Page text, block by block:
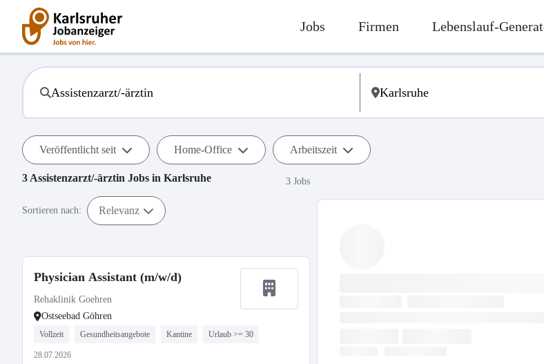
Jobs Firmen Lebenslauf-
Veröffentlicht seit Home-Office Arbeitszeit
3 Assistenzarzt/-ärztin Jobs in Karlsruhe 3 Jobs
Sortieren nach: Relevanz
Physician Assistant (m/w/d)
Rehaklinik Goehren
Ostseebad Göhren
Vollzeit Gesundheitsangebote Kantine Urlaub >= 30
28.07.2026